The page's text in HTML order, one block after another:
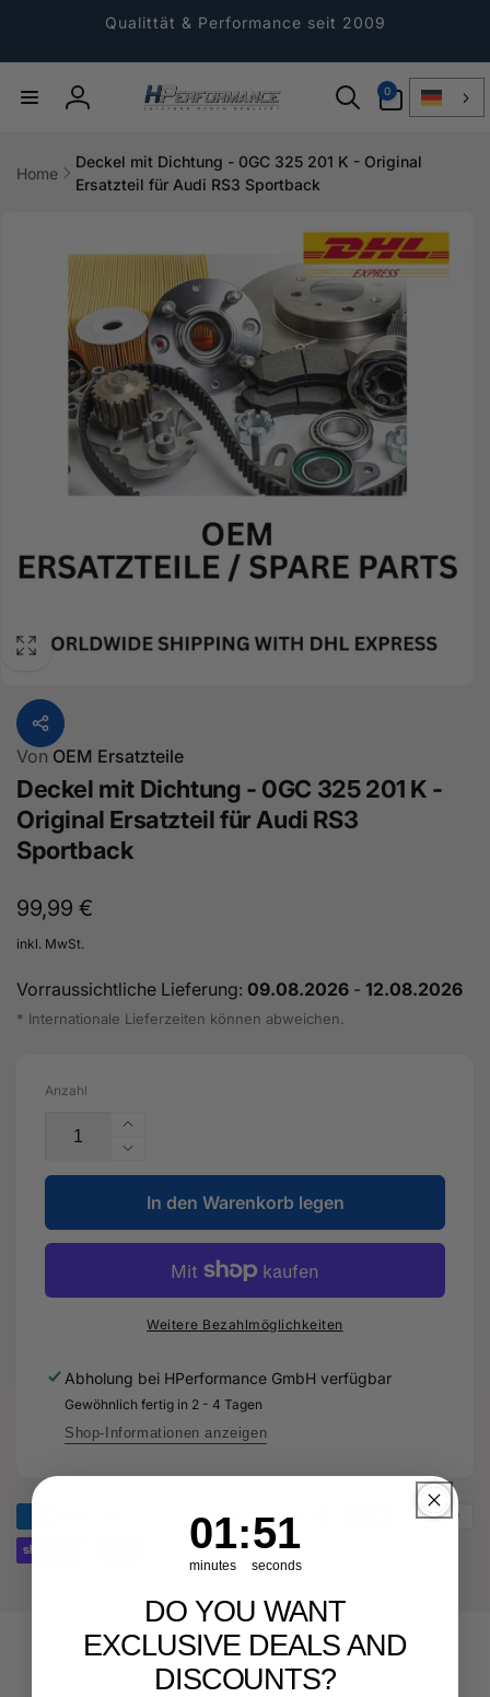
Qualittät & Performance seit 2009
Einloggen
0
Artikel
Home
Deckel mit Dichtung - 0GC 325 201 K - Original
Ersatzteil für Audi RS3 Sportback
Von OEM Ersatzteile
Deckel mit Dichtung - 0GC 325 201 K -
Original Ersatzteil für Audi RS3
Sportback
Normaler
Preis
99,99 €
inkl. MwSt.
Vorraussichtliche Lieferung: 09.08.2026 - 12.08.2026
* Internationale Lieferzeiten können abweichen.
Anzahl
Erhöhe
die
Menge
für
Deckel
mit
Dichtung
-
0GC
K
-
Original
für
Sportback
Verringere
die
Menge
für
Deckel
Dichtung
201
K
-
Ersatzteil
Sportback
In den Warenkorb legen
Weitere Bezahlmöglichkeiten
Abholung bei HPerformance GmbH verfügbar
Gewöhnlich fertig in 2 - 4 Tagen
Shop-Informationen anzeigen
Countdown ends in:
1
01
minutes
: 51
51
seconds
DO YOU WANT
EXCLUSIVE DEALS AND
DISCOUNTS?